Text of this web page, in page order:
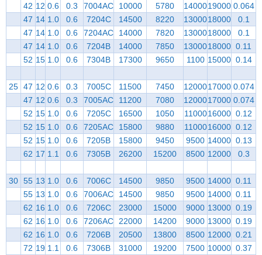
42 12 0.6 0.3 7004AC 10000 5780 1400019000 0.064
47 14 1.0 0.6 7204C 14500 8220 1300018000
0.1
47 14 1.0 0.6 7204AC 14000 7820 1300018000
0.1
47 14 1.0 0.6 7204B 14000 7850 1300018000 0.11
52 15 1.0 0.6 7304B 17300 9650 1100 15000 0.14
25 47 12 0.6 0.3 7005C 11500 7450 1200017000 0.074
47 12 0.6 0.3 7005AC 11200 7080 1200017000 0.074
52 15 1.0 0.6 7205C 16500 1050 1100016000 0.12
52 15 1.0 0.6 7205AC 15800 9880 1100016000 0.12
52 15 1.0 0.6 7205B 15800 9450 9500 14000 0.13
62 17 1.1 0.6 7305B 26200 15200 8500 12000 0.3
30 55 13 1.0 0.6 7006C 14500 9850 9500 14000 0.11
55 13 1.0 0.6 7006AC 14500 9850 9500 14000 0.11
62 16 1.0 0.6 7206C 23000 15000 9000 13000 0.19
62 16 1.0 0.6 7206AC 22000 14200 9000 13000 0.19
62 16 1.0 0.6 7206B 20500 13800 8500 12000 0.21
72 19 1.1 0.6 7306B 31000 19200 7500 10000 0.37